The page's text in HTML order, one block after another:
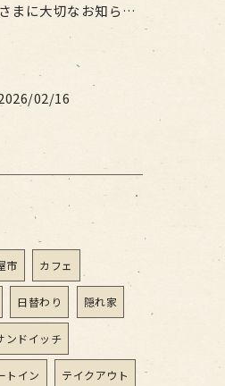
皆さまに大切なお知らせです
02/16
市 カフェ
日替わり 隠れ家
ンドイッチ
トイン テイクアウト